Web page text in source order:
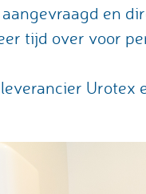
en
tijd over voor
Urotex